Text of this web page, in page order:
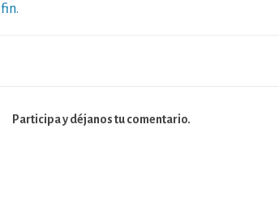
de
fin.
Participa y déjanos tu comentario.